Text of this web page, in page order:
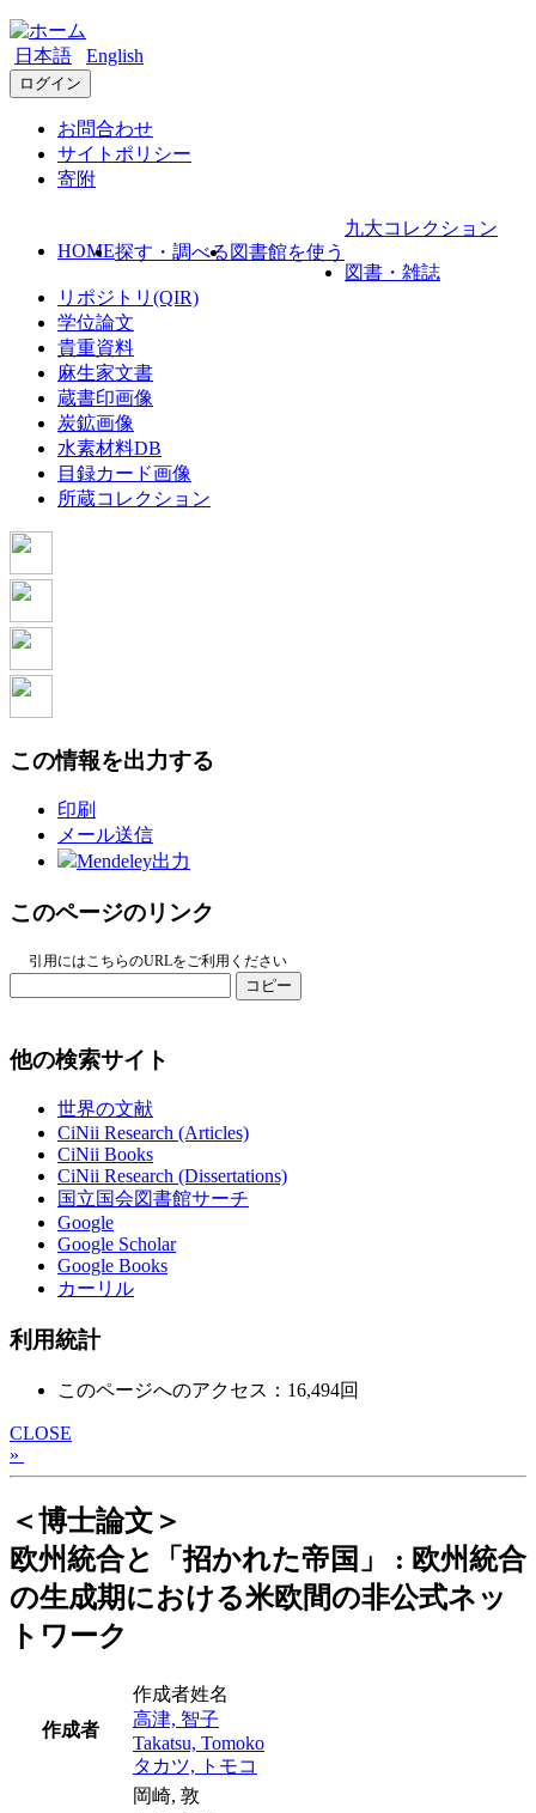
日本語 English
ログイン
お問合わせ
サイトポリシー
寄附
HOME探す・調べる 図書館を使う
九大コレクション
図書・雑誌
リポジトリ(QIR)
学位論文
貴重資料
麻生家文書
蔵書印画像
炭鉱画像
水素材料DB
目録カード画像
所蔵コレクション
この情報を出力する
印刷
メール送信
Mendeley出力
このページのリンク
引用にはこちらのURLをご利用ください
コピー
他の検索サイト
世界の文献
CiNii Research (Articles)
CiNii Books
CiNii Research (Dissertations)
国立国会図書館サーチ
Google
Google Scholar
Google Books
カーリル
利用統計
このページへのアクセス：16,494回
CLOSE
»
＜博士論文＞
欧州統合と「招かれた帝国」 : 欧州統合
の生成期における米欧間の非公式ネッ
トワーク
作成者
作成者姓名
高津, 智子
Takatsu, Tomoko
タカツ, トモコ
岡崎, 敦